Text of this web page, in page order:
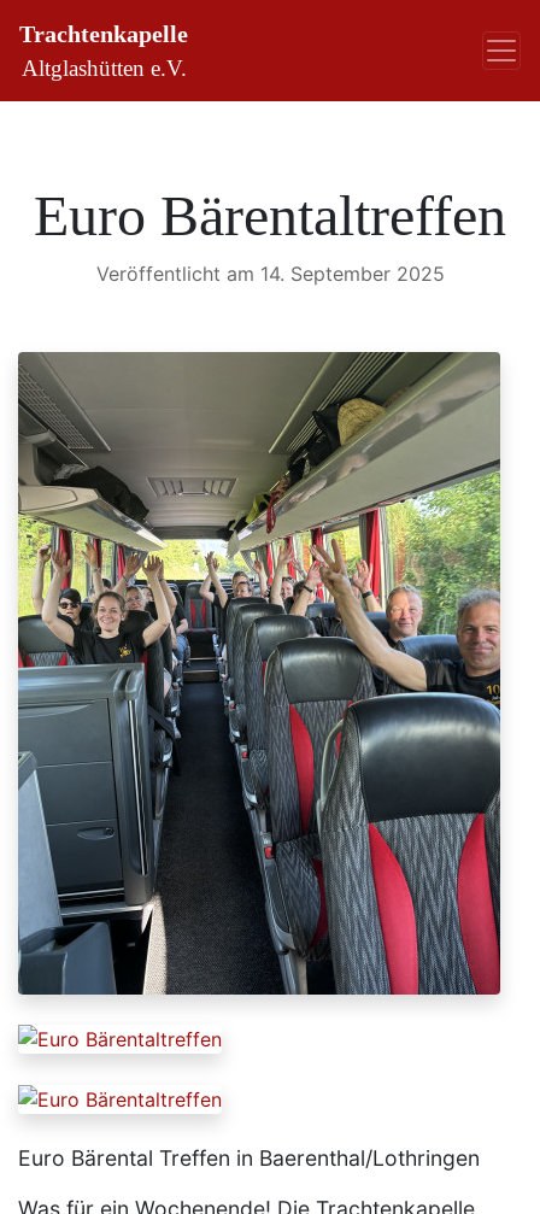
Trachtenkapelle
Altglashütten e.V.
Euro Bärentaltreffen
Veröffentlicht am 14. September 2025
Euro Bärental Treffen in Baerenthal/Lothringen
Was für ein Wochenende! Die Trachtenkapelle